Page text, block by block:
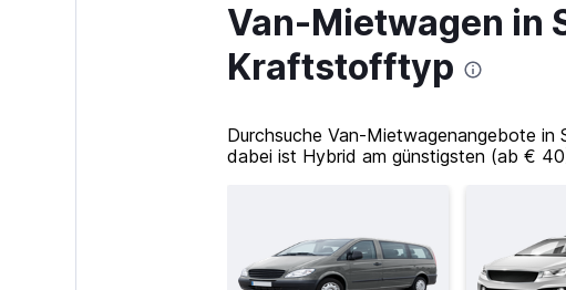
Van-Mietwagen in
Kraftstofftyp
Durchsuche Van-Mietwagenangebote
dabei ist Hybrid am günstigsten (ab €